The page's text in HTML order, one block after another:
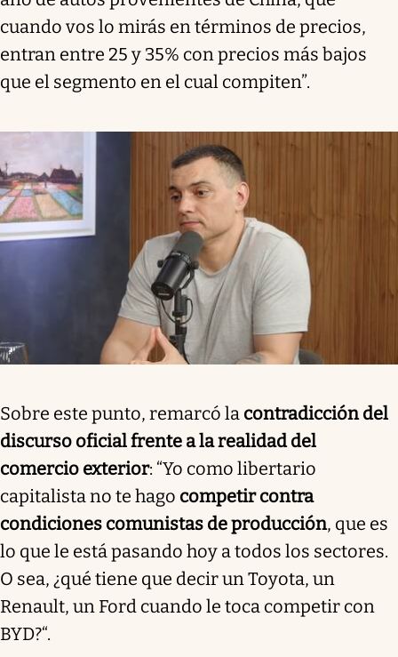
cuando vos lo mirás en términos de precios,
entran entre 25 y 35% con precios más bajos
que el segmento en el cual compiten”.
Sobre este punto, remarcó la contradicción del
discurso oficial frente a la realidad del
comercio exterior: “Yo como libertario
capitalista no te hago competir contra
condiciones comunistas de producción, que es
lo que le está pasando hoy a todos los sectores.
O sea, ¿qué tiene que decir un Toyota, un
Renault, un Ford cuando le toca competir con
BYD?“.